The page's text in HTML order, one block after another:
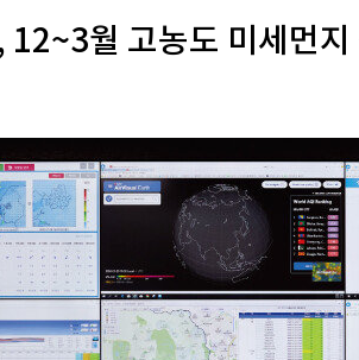
12~3월 고농도 미세먼지